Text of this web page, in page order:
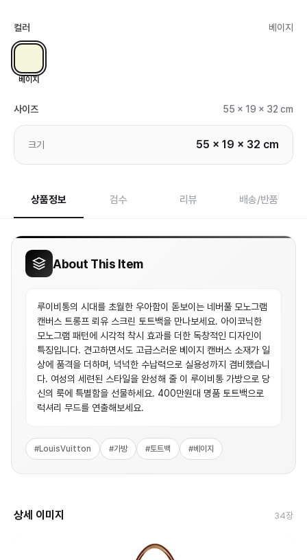
컬러 베이지
베이지
사이즈 55 x 19 x 32 cm
크기 55 x 19 x 32 cm
상품정보 검수 리뷰 배송/반품
About This Item
루이비통의 시대를 초월한 우아함이 돋보이는 네버풀 모노그램
캔버스 트롱프 뢰유 스크린 토트백을 만나보세요. 아이코닉한
모노그램 패턴에 시각적 착시 효과를 더한 독창적인 디자인이
특징입니다. 견고하면서도 고급스러운 베이지 캔버스 소재가 일
상에 품격을 더하며, 넉넉한 수납력으로 실용성까지 겸비했습니
다. 여성의 세련된 스타일을 완성해 줄 이 루이비통 가방으로 당
신의 룩에 특별함을 선물하세요. 400만원대 명품 토트백으로
럭셔리 무드를 연출해보세요.
#LouisVuitton #가방 #토트백 #베이지
상세 이미지 34장